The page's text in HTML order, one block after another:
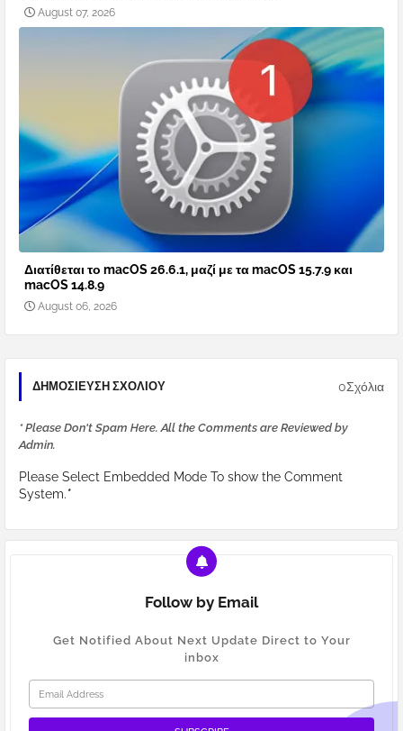
August 07, 2026
Διατίθεται το macOS 26.6.1, μαζί με τα macOS 15.7.9 και
macOS 14.8.9
August 06, 2026
ΔΗΜΟΣΊΕΥΣΗ ΣΧΟΛΊΟΥ 0Σχόλια
* Please Don't Spam Here. All the Comments are Reviewed by
Admin.
Please Select Embedded Mode To show the Comment
System.*
Follow by Email
Get Notified About Next Update Direct to Your
inbox